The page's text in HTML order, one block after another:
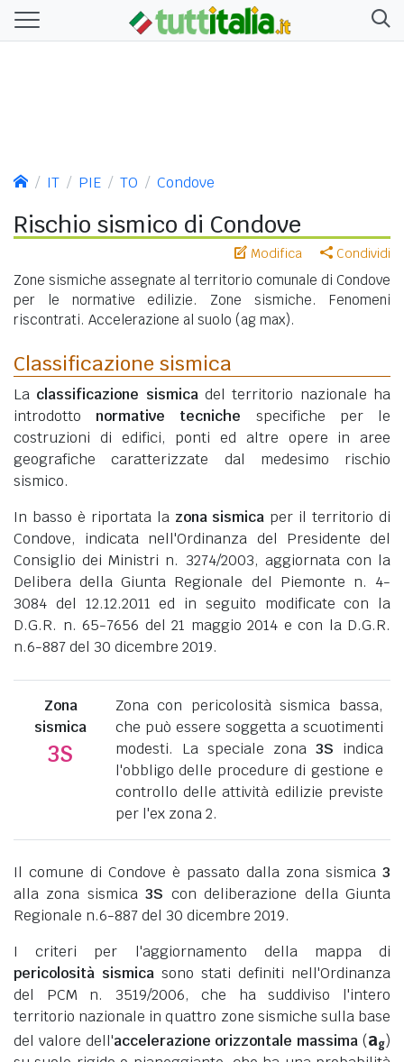
IT PIE TO Condove
Rischio sismico di Condove
Modifica Condividi
Zone sismiche assegnate al territorio comunale di Condove
per le normative edilizie. Zone sismiche. Fenomeni
riscontrati. Accelerazione al suolo (ag max).
Classificazione sismica
La classificazione sismicadel territorio nazionale ha
introdotto normative tecniche specifiche per le
costruzioni di edifici, ponti ed altre opere in aree
geografiche caratterizzate dal medesimo rischio
sismico.
In basso è riportata la zona sismica per il territorio di
Condove, indicata nell'Ordinanza del Presidente del
Consiglio dei Ministri n. 3274/2003, aggiornata con la
Delibera della Giunta Regionale del Piemonte n. 4-
3084 del 12.12.2011 ed in seguito modificate con la
D.G.R. n. 65-7656 del 21 maggio 2014 e con la D.G.R.
n.6-887 del 30 dicembre 2019.
Zona
sismica
3S
Zona con pericolosità sismica bassa,
che può essere soggetta a scuotimenti
modesti. La speciale zona 3S indica
l'obbligo delle procedure di gestione e
controllo delle attività edilizie previste
per l'ex zona 2.
Il comune di Condove è passato dalla zona sismica 3
alla zona sismica3S con deliberazione della Giunta
Regionale n.6-887 del 30 dicembre 2019.
I criteri per l'aggiornamento della mappa di
pericolosità sismica sono stati definiti nell'Ordinanza
del PCM n. 3519/2006, che ha suddiviso l'intero
territorio nazionale in quattro zone sismiche sulla base
del valore dell'accelerazione orizzontale massima (ag)